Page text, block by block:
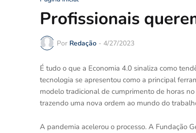
Profissionais
Por Redação - 4/27/2023
É tudo o que a Economia 4.0 sinaliza como
tecnologia se apresentou como a principal
modelo tradicional de cumprimento de horas
trazendo uma nova ordem ao mundo do
A pandemia acelerou o processo. A Fundação